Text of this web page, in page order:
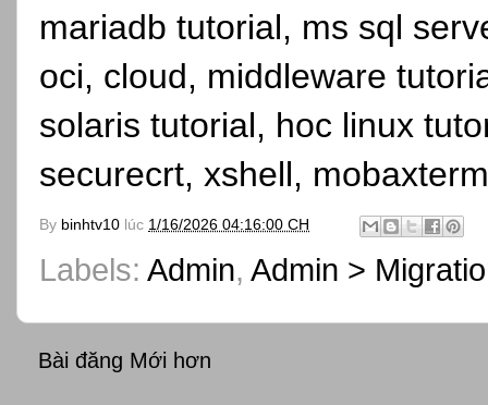
mariadb tutorial, ms sql
oci, cloud, middleware
solaris tutorial, hoc linux
securecrt, xshell,
By binhtv10 lúc 1/16/2026 04:16:00 CH
Labels: Admin, Admin >
Bài đăng Mới hơn